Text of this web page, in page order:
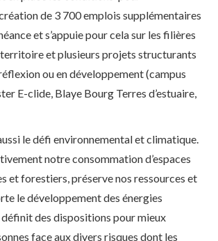
de 3 700 emplois supplémentaires
et s’appuie pour cela sur les filières
et plusieurs projets structurants
ou en développement (campus
E-clide, Blaye Bourg Terres d’estuaire,
le défi environnemental et climatique.
notre consommation d’espaces
et forestiers, préserve nos ressources et
le développement des énergies
des dispositions pour mieux
face aux divers risques dont les